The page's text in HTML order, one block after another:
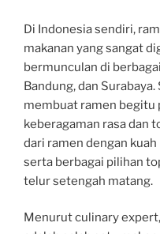
Di Indonesia sendiri,
makanan yang sangat
bermunculan di
Bandung, dan
membuat ramen begitu
keberagaman rasa dan
dari ramen dengan
serta berbagai pilihan
telur setengah matang.
Menurut culinary